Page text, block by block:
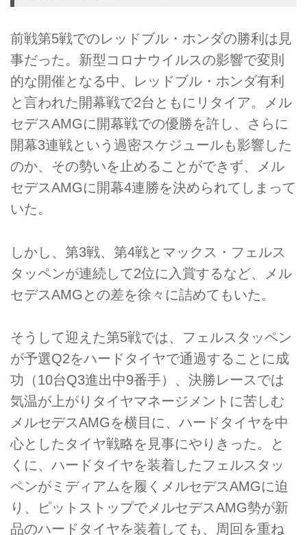
前戦第5戦でのレッドブル・ホンダの勝利は見
事だった。新型コロナウイルスの影響で変則
的な開催となる中、レッドブル・ホンダ有利
と言われた開幕戦で2台ともにリタイア。メル
セデスAMGに開幕戦での優勝を許し、さらに
開幕3連戦という過密スケジュールも影響した
のか、その勢いを止めることができず、メル
セデスAMGに開幕4連勝を決められてしまって
いた。
しかし、第3戦、第4戦とマックス・フェルス
タッペンが連続して2位に入賞するなど、メル
セデスAMGとの差を徐々に詰めてもいた。
そうして迎えた第5戦では、フェルスタッペン
が予選Q2をハードタイヤで通過することに成
功（10台Q3進出中9番手）、決勝レースでは
気温が上がりタイヤマネージメントに苦しむ
メルセデスAMGを横目に、ハードタイヤを中
心としたタイヤ戦略を見事にやりきった。と
くに、ハードタイヤを装着したフェルスタッ
ペンがミディアムを履くメルセデスAMGに迫
り、ピットストップでメルセデスAMG勢が新
品のハードタイヤを装着しても、周回を重ね